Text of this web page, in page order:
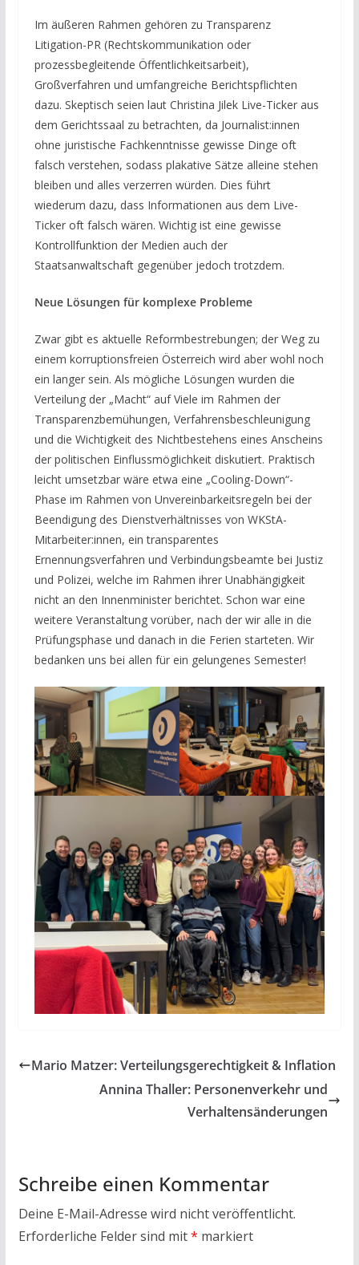
Im äußeren Rahmen gehören zu Transparenz
Litigation-PR (Rechtskommunikation oder
prozessbegleitende Öffentlichkeitsarbeit),
Großverfahren und umfangreiche Berichtspflichten
dazu. Skeptisch seien laut Christina Jilek Live-Ticker aus
dem Gerichtssaal zu betrachten, da Journalist:innen
ohne juristische Fachkenntnisse gewisse Dinge oft
falsch verstehen, sodass plakative Sätze alleine stehen
bleiben und alles verzerren würden. Dies führt
wiederum dazu, dass Informationen aus dem Live-
Ticker oft falsch wären. Wichtig ist eine gewisse
Kontrollfunktion der Medien auch der
Staatsanwaltschaft gegenüber jedoch trotzdem.
Neue Lösungen für komplexe Probleme
Zwar gibt es aktuelle Reformbestrebungen; der Weg zu
einem korruptionsfreien Österreich wird aber wohl noch
ein langer sein. Als mögliche Lösungen wurden die
Verteilung der „Macht“ auf Viele im Rahmen der
Transparenzbemühungen, Verfahrensbeschleunigung
und die Wichtigkeit des Nichtbestehens eines Anscheins
der politischen Einflussmöglichkeit diskutiert. Praktisch
leicht umsetzbar wäre etwa eine „Cooling-Down“-
Phase im Rahmen von Unvereinbarkeitsregeln bei der
Beendigung des Dienstverhältnisses von WKStA-
Mitarbeiter:innen, ein transparentes
Ernennungsverfahren und Verbindungsbeamte bei Justiz
und Polizei, welche im Rahmen ihrer Unabhängigkeit
nicht an den Innenminister berichtet. Schon war eine
weitere Veranstaltung vorüber, nach der wir alle in die
Prüfungsphase und danach in die Ferien starteten. Wir
bedanken uns bei allen für ein gelungenes Semester!
Mario Matzer: Verteilungsgerechtigkeit & Inflation
Annina Thaller: Personenverkehr und
Verhaltensänderungen
Schreibe einen Kommentar
Deine E-Mail-Adresse wird nicht veröffentlicht.
Erforderliche Felder sind mit* markiert